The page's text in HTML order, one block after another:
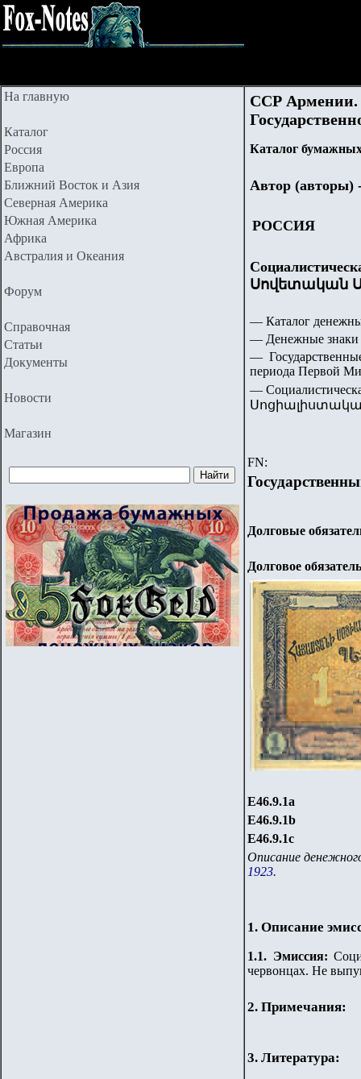
На главную
Каталог
Россия
Европа
Ближний Восток и Азия
Северная Америка
Южная Америка
Африка
Австралия и Океания
Форум
Справочная
Статьи
Документы
Новости
Магазин
ССР Армении.
Каталог
Автор (авторы)
РОССИЯ
Սովետական
— Каталог
— Денежные знаки
—
периода Первой
—
FN:
Долговые
Долговое
Е46.9.1a
Е46.9.1b
Е46.9.1c
Описание
1923.
1. Описание
1.1. Эмиссия:
червонцах. Не
2. Примечания:
3. Литература: